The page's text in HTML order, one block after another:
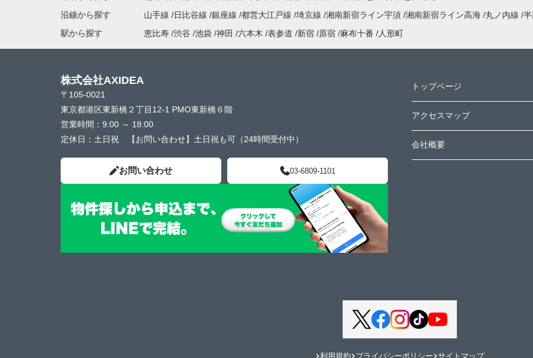
沿線から探す
山手線 日比谷線 銀座線 都営大江戸線 埼京線 湘南新宿ライン宇須 湘南新宿ライン高海 丸ノ内線
駅から探す
恵比寿 渋谷 池袋 神田 六本木 表参道 新宿 原宿 麻布十番 人形町
株式会社AXIDEA
〒105-0021
東京都港区東新橋２丁目12-1 PMO東新橋６階
営業時間： 9:00 ～ 18:00
定休日： 土日祝 【お問い合わせ】土日祝も可（24時間受付中）
お問い合わせ 03-6809-1101
トップページ
アクセスマップ
会社概要
利用規約 プライバシーポリシー サイトマップ